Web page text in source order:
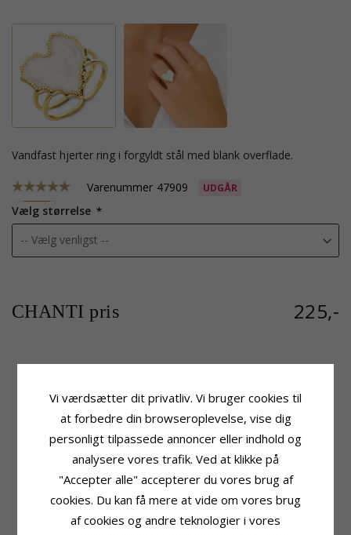
vandfast hjerter ring i forgyldt stål med blank overflade.
Varenummer 47909 UDGÅR
Vælg størrelse
CHANTI pris 225,-
Tillægsord: Vandfast
Hjerter
Ædelmetal: Forgyldt Stål
OCEANA
Overflade:Blank
RELATEREDE PRODUKTER
Vi værdsætter dit privatliv. Vi bruger cookies til
at forbedre din browseroplevelse, vise dig
personligt tilpassede annoncer eller indhold og
analysere vores trafik. Ved at klikke på
"Accepter alle" accepterer du vores brug af
cookies. Du kan få mere at vide om vores brug
af cookies og andre teknologier i vores